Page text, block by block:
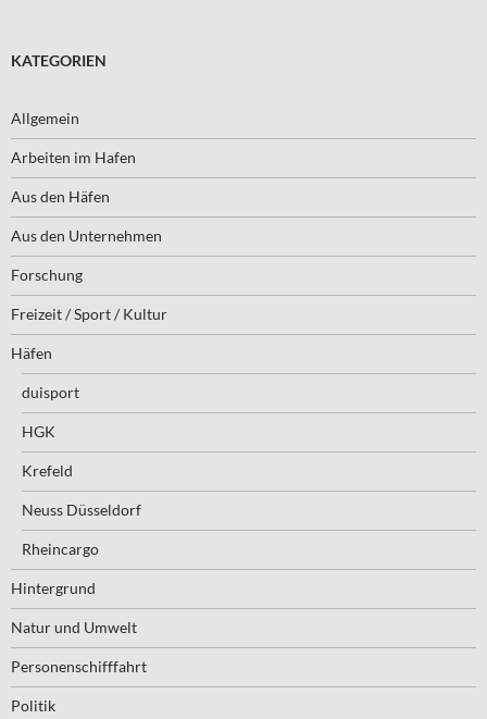
KATEGORIEN
Allgemein
Arbeiten im Hafen
Aus den Häfen
Aus den Unternehmen
Forschung
Freizeit / Sport / Kultur
Häfen
duisport
HGK
Krefeld
Neuss Düsseldorf
Rheincargo
Hintergrund
Natur und Umwelt
Personenschifffahrt
Politik